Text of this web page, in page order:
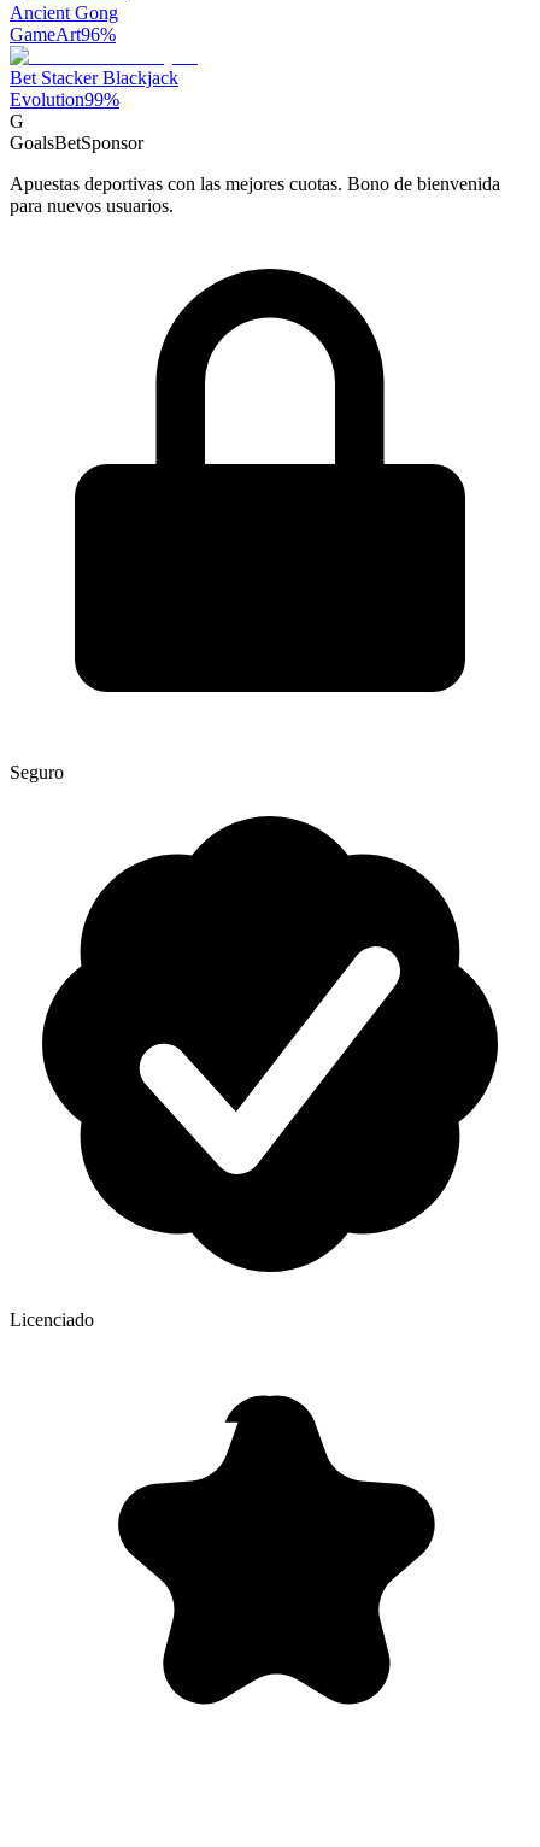
Ancient Gong
GameArt96%
Bet Stacker Blackjack
Evolution99%
G
GoalsBetSponsor
Apuestas deportivas con las mejores cuotas. Bono de bienvenida
para nuevos usuarios.
Seguro
Licenciado